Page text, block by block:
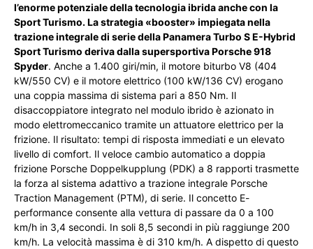
l’enorme potenziale della tecnologia ibrida anche con la
Sport Turismo. La strategia «booster» impiegata nella
trazione integrale di serie della Panamera Turbo S E-Hybrid
Sport Turismo deriva dalla supersportiva Porsche 918
Spyder. Anche a 1.400 giri/min, il motore biturbo V8 (404
kW/550 CV) e il motore elettrico (100 kW/136 CV) erogano
una coppia massima di sistema pari a 850 Nm. Il
disaccoppiatore integrato nel modulo ibrido è azionato in
modo elettromeccanico tramite un attuatore elettrico per la
frizione. Il risultato: tempi di risposta immediati e un elevato
livello di comfort. Il veloce cambio automatico a doppia
frizione Porsche Doppelkupplung (PDK) a 8 rapporti trasmette
la forza al sistema adattivo a trazione integrale Porsche
Traction Management (PTM), di serie. Il concetto E-
performance consente alla vettura di passare da 0 a 100
km/h in 3,4 secondi. In soli 8,5 secondi in più raggiunge 200
km/h. La velocità massima è di 310 km/h. A dispetto di questo